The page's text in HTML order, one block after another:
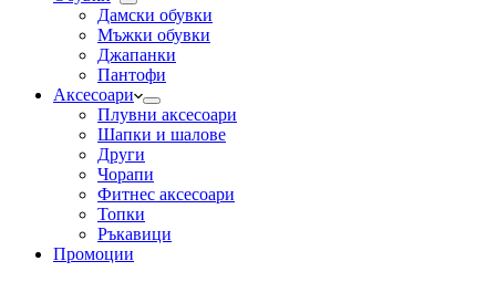
Дамски обувки
Мъжки обувки
Джапанки
Пантофи
Аксесоари
Плувни аксесоари
Шапки и шалове
Други
Чорапи
Фитнес аксесоари
Топки
Ръкавици
Промоции